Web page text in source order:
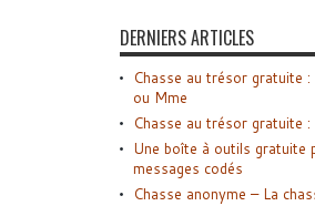
DERNIERS ARTICLES
Chasse au trésor gratuite
ou Mme
Chasse au trésor gratuite
Une boîte à outils gratuite
messages codés
Chasse anonyme – La